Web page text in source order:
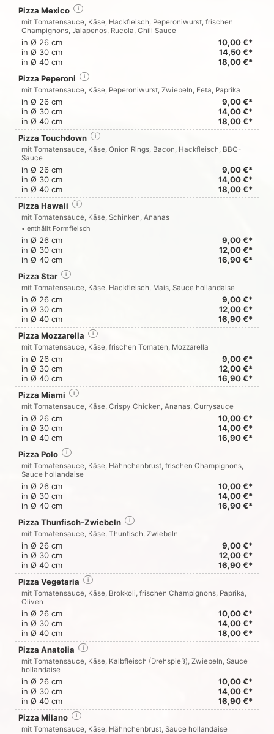
Pizza Mexico i
mit Tomatensauce, Käse, Hackfleisch, Peperoniwurst, frischen
Champignons, Jalapenos, Rucola, Chili Sauce
in Ø 26 cm
10,00 €*
in Ø 30 cm
14,50 €*
in Ø 40 cm
18,00 €*
Pizza Peperoni
i
mit Tomatensauce, Käse, Peperoniwurst, Zwiebeln, Feta, Paprika
in Ø 26 cm
9,00 €*
in Ø 30 cm
14,00 €*
in Ø 40 cm
18,00 €*
Pizza Touchdown
i
mit Tomatensauce, Käse, Onion Rings, Bacon, Hackfleisch, BBQ-
Sauce
in Ø 26 cm
9,00 €*
in Ø 30 cm
14,00 €*
in Ø 40 cm
18,00 €*
Pizza Hawaii
i
mit Tomatensauce, Käse, Schinken, Ananas
• enthällt Formfleisch
in Ø 26 cm
9,00 €*
in Ø 30 cm
12,00 €*
in Ø 40 cm
16,90 €*
Pizza Star
i
mit Tomatensauce, Käse, Hackfleisch, Mais, Sauce hollandaise
in Ø 26 cm
9,00 €*
in Ø 30 cm
12,00 €*
in Ø 40 cm
16,90 €*
Pizza Mozzarella
i
mit Tomatensauce, Käse, frischen Tomaten, Mozzarella
in Ø 26 cm
9,00 €*
in Ø 30 cm
12,00 €*
in Ø 40 cm
16,90 €*
Pizza Miami
i
mit Tomatensauce, Käse, Crispy Chicken, Ananas, Currysauce
in Ø 26 cm
10,00 €*
in Ø 30 cm
14,00 €*
in Ø 40 cm
16,90 €*
Pizza Polo
i
mit Tomatensauce, Käse, Hähnchenbrust, frischen Champignons,
Sauce hollandaise
in Ø 26 cm
10,00 €*
in Ø 30 cm
14,00 €*
in Ø 40 cm
16,90 €*
Pizza Thunfisch-Zwiebeln
i
mit Tomatensauce, Käse, Thunfisch, Zwiebeln
in Ø 26 cm
9,00 €*
in Ø 30 cm
12,00 €*
in Ø 40 cm
16,90 €*
Pizza Vegetaria
i
mit Tomatensauce, Käse, Brokkoli, frischen Champignons, Paprika,
Oliven
in Ø 26 cm
10,00 €*
in Ø 30 cm
14,00 €*
in Ø 40 cm
18,00 €*
Pizza Anatolia
i
mit Tomatensauce, Käse, Kalbfleisch (Drehspieß), Zwiebeln, Sauce
hollandaise
in Ø 26 cm
10,00 €*
in Ø 30 cm
14,00 €*
in Ø 40 cm
16,90 €*
Pizza Milano
i
mit Tomatensauce, Käse, Hähnchenbrust, Sauce hollandaise